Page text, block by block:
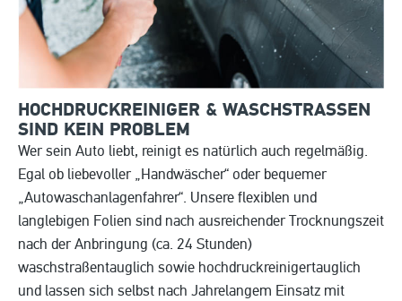
HOCHDRUCKREINIGER & WASCHSTRASSEN S
IND KEIN PROBLEM
Wer sein Auto liebt, reinigt es natürlich auch regelmäßig.
Egal ob liebevoller „Handwäscher“ oder bequemer
„Autowaschanlagenfahrer“. Unsere flexiblen und
langlebigen Folien sind nach ausreichender Trocknungszeit
nach der Anbringung (ca. 24 Stunden)
waschstraßentauglich sowie hochdruckreinigertauglich
und lassen sich selbst nach Jahrelangem Einsatz mit